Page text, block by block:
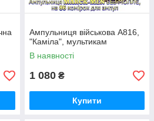
Ампульниця військова А816,
"Каміла", мультикам
В наявності
1 080 ₴
Купити